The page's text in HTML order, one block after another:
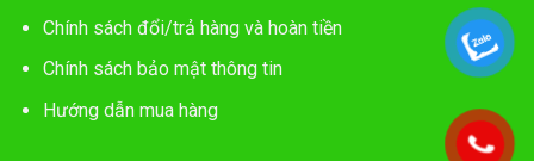
Chính sách đổi/trả hàng và hoàn tiền
Chính sách bảo mật thông tin
Hướng dẫn mua hàng